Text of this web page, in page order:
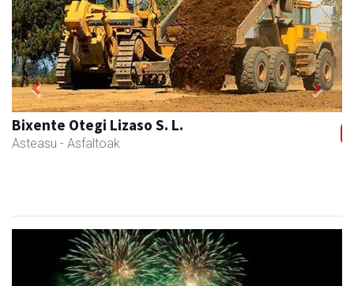
Ados muntaiak
Asteasu - Muntaiak
Previous Next